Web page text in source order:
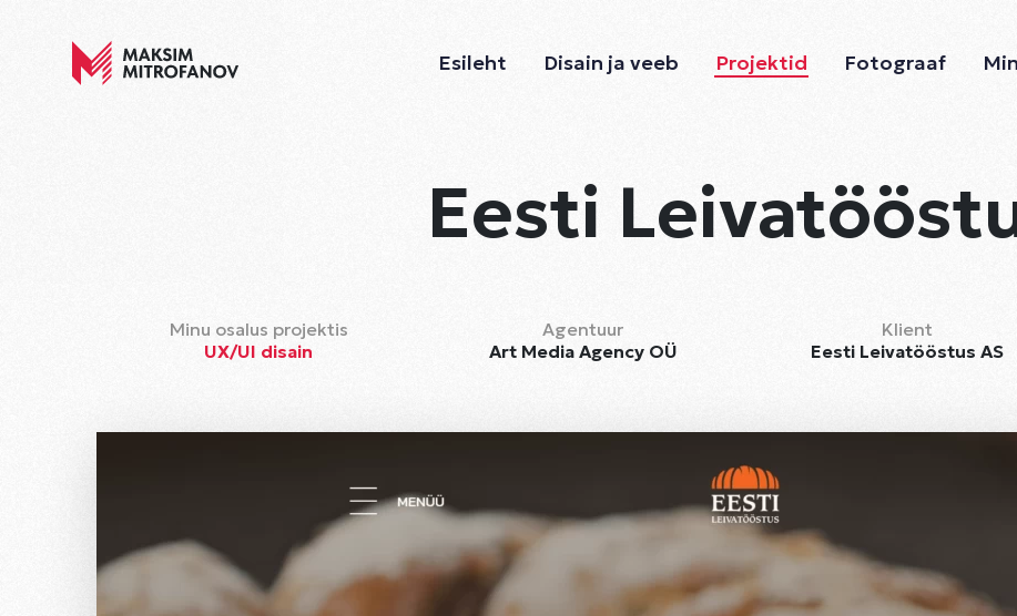
Esileht Disain ja veeb Projektid Fotograaf
Eesti
Minu osalus projektis
UX/UI disain
Agentuur
Art Media Agency OÜ
Klient
Eesti Leivatööstus AS